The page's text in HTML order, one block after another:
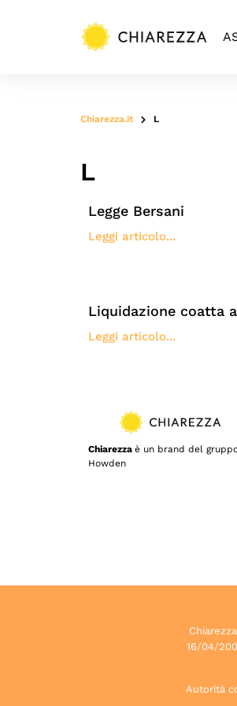
Chiarezza.it L
L
Legge Bersani
Leggi articolo...
Liquidazione coatta
Leggi articolo...
Chiarezza è un brand del
Howden
16/04/
Autorità